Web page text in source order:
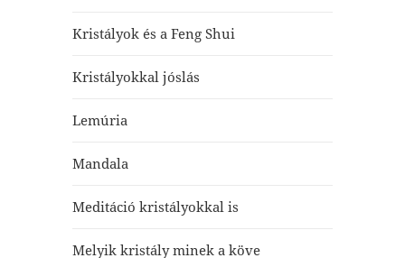
Kristályok és a Feng Shui
Kristályokkal jóslás
Lemúria
Mandala
Meditáció kristályokkal is
Melyik kristály minek a köve